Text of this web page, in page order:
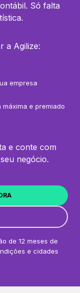
Só falta
a Agilize:
empresa
e premiado
e conte com
negócio.
de 12 meses de
e cidades